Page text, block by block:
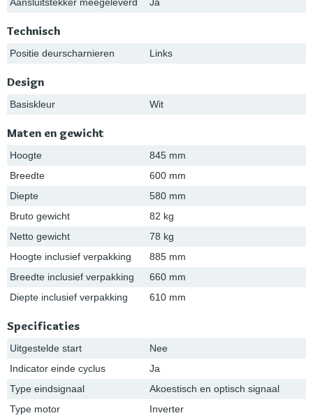
Technisch
Positie deurscharnieren Links
Design
Basiskleur Wit
Maten en gewicht
Hoogte
845 mm
Breedte
600 mm
Diepte
580 mm
Bruto gewicht
82 kg
Netto gewicht
78 kg
Hoogte inclusief verpakking
885 mm
Breedte inclusief verpakking
660 mm
Diepte inclusief verpakking
610 mm
Specificaties
Uitgestelde start
Nee
Indicator einde cyclus
Ja
Type eindsignaal
Akoestisch en optisch signaal
Type motor
Inverter